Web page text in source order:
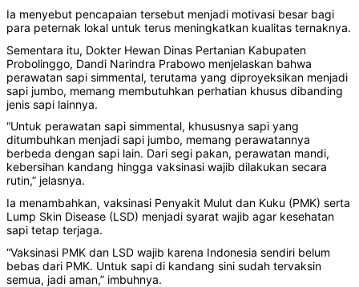
Ia menyebut pencapaian tersebut menjadi motivasi besar bagi
para peternak lokal untuk terus meningkatkan kualitas ternaknya.
Sementara itu, Dokter Hewan Dinas Pertanian Kabupaten
Probolinggo, Dandi Narindra Prabowo menjelaskan bahwa
perawatan sapi simmental, terutama yang diproyeksikan menjadi
sapi jumbo, memang membutuhkan perhatian khusus dibanding
jenis sapi lainnya.
‎“Untuk perawatan sapi simmental, khususnya sapi yang
ditumbuhkan menjadi sapi jumbo, memang perawatannya
berbeda dengan sapi lain. Dari segi pakan, perawatan mandi,
kebersihan kandang hingga vaksinasi wajib dilakukan secara
rutin,” jelasnya.
‎Ia menambahkan, vaksinasi Penyakit Mulut dan Kuku (PMK) serta
Lump Skin Disease (LSD) menjadi syarat wajib agar kesehatan
sapi tetap terjaga.
‎“Vaksinasi PMK dan LSD wajib karena Indonesia sendiri belum
bebas dari PMK. Untuk sapi di kandang sini sudah tervaksin
semua, jadi aman,” imbuhnya.